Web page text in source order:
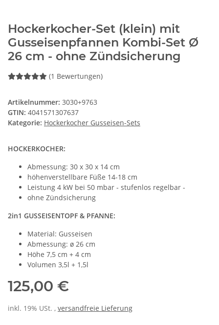
Hockerkocher-Set (klein) mit
Gusseisenpfannen Kombi-Set Ø
26 cm - ohne Zündsicherung
(1 Bewertungen)
Artikelnummer: 3030+9763
GTIN: 4041571307637
Kategorie: Hockerkocher Gusseisen-Sets
HOCKERKOCHER:
Abmessung: 30 x 30 x 14 cm
höhenverstellbare Füße 14-18 cm
Leistung 4 kW bei 50 mbar - stufenlos regelbar -
ohne Zündsicherung
2in1 GUSSEISENTOPF & PFANNE:
Material: Gusseisen
Abmessung: ø 26 cm
Höhe 7,5 cm + 4 cm
Volumen 3,5l + 1,5l
125,00 €
inkl. 19% USt. , versandfreie Lieferung